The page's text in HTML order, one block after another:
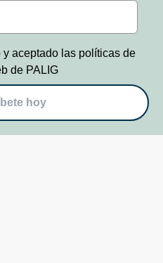
aceptado las políticas de
de PALIG
hoy